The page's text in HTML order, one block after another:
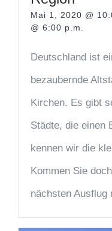
Mai 1, 2020 @
@ 6:00 p.m.
Deutschland ist
bezaubernde
Kirchen. Es gibt
Städte, die einen
kennen wir die
Kommen Sie
nächsten Ausflug